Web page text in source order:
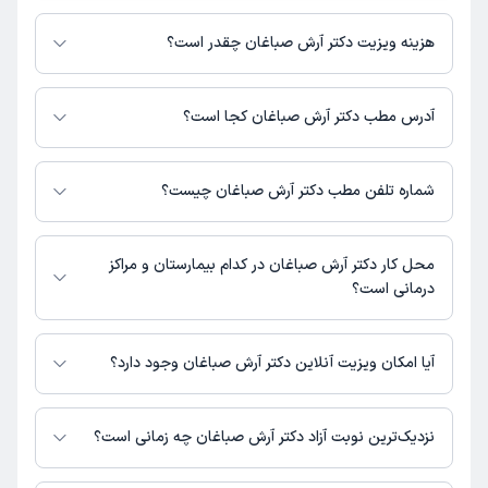
دکتر آرش صباغان در تشخیص علائم و درمان بیماری‌های مرتبط با عمومی فعالیت
می‌کنند.
هزینه ویزیت دکتر آرش صباغان چقدر است؟
مبلغ ویزیت دکتر آرش صباغان با توجه به نوع ویزیت تغییر می‌کند.
هزینه مشاوره پزشکی تلفنی: 200000 تومان
آدرس مطب دکتر آرش صباغان کجا است؟
دکتر آرش صباغان 1 مطب فعال دارند. آدرس مطب‌های دکتر آرش صباغان به شرح
زیر است.
شماره تلفن مطب دکتر آرش صباغان چیست؟
مطب کیانپارس : 06133382723
محل کار دکتر آرش صباغان در کدام بیمارستان و مراکز
درمانی است؟
اطلاعاتی درباره محل فعالیت دکتر آرش صباغان در مراکز درمانی در دسترس
نیست.
آیا امکان ویزیت آنلاین دکتر آرش صباغان وجود دارد؟
در حال حاضر دکتر آرش صباغان مشاوره پزشکی تلفنی فعال دارند.
نزدیک‌ترین نوبت آزاد دکتر آرش صباغان چه زمانی است؟
دکتر آرش صباغان از روز شنبه 17 مرداد 1405 بیمار جدید می‌پذیرند.